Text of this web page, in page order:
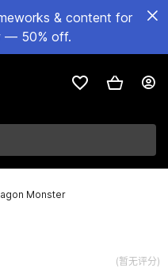
& content for
— 50% off.
Monster
(暂无评分)